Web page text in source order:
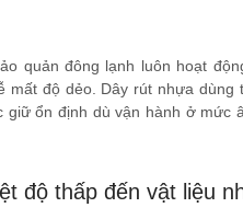
quản đông lạnh luôn hoạt
mất độ dẻo. Dây rút nhựa dùng
ổn định dù vận hành ở mức
độ thấp đến vật liệu